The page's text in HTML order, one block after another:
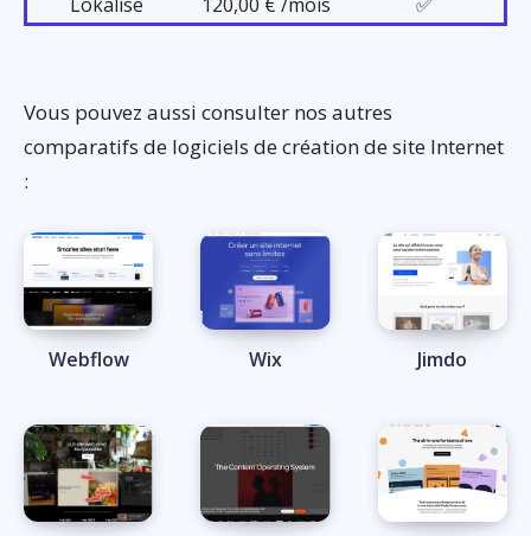
Vous pouvez aussi consulter nos autres
comparatifs de logiciels de création de site Internet
:
Webflow Wix Jimdo